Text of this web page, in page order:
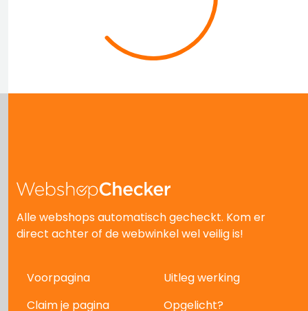
Alle webshops automatisch gecheckt. Kom er
direct achter of de webwinkel wel veilig is!
Voorpagina
Uitleg werking
Claim je pagina
Opgelicht?